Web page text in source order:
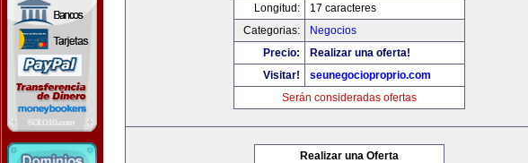
Longitud:
17 caracteres
Categorias:
Negocios
Precio:
Realizar una oferta!
Visitar!
seunegocioproprio.com
Serán consideradas ofertas
Realizar una Oferta